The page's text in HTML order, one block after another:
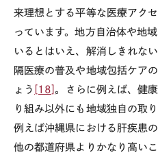
来理想とする平等な医療アク
っています。地方自治体や地
いるとはいえ、解消しきれな
隔医療の普及や地域包括ケア
ょう
[18]。さらに例えば、健
り組み以外にも地域独自の取
例えば沖縄県における肝疾患
他の都道府県よりかなり高い